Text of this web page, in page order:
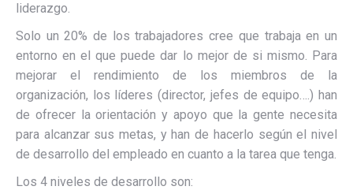
liderazgo.
Solo un 20% de los trabajadores cree que trabaja en un
entorno en el que puede dar lo mejor de si mismo. Para
mejorar el rendimiento de los miembros de la
organización, los líderes (director, jefes de equipo….) han
de ofrecer la orientación y apoyo que la gente necesita
para alcanzar sus metas, y han de hacerlo según el nivel
de desarrollo del empleado en cuanto a la tarea que tenga.
Los 4 niveles de desarrollo son: